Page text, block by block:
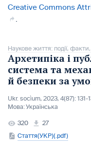
Creative Commons
Наукове життя: події, факти,
Архетипіка і
система та
й безпеки за
Ukr. socìum, 2023, 4(87): 131-
Мова:Українська
320
27
Стаття(УКР)(.pdf)